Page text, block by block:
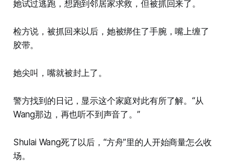
她试过逃跑，想跑到邻居家求救，但被抓回来了。
检方说，被抓回来以后，她被绑住了手腕，嘴上缠了
胶带。
她尖叫，嘴就被封上了。
警方找到的日记，显示这个家庭对此有所了解。“从
Wang那边，再也听不到声音了。”
Shulai Wang死了以后，“方舟”里的人开始商量怎么收
场。